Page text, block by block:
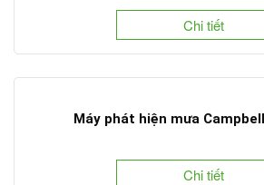
Chi tiết
Máy phát hiện mưa
Chi tiết